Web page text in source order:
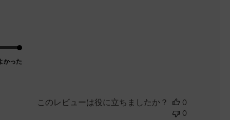
かった
このレビューは役に立ちましたか？
0
0